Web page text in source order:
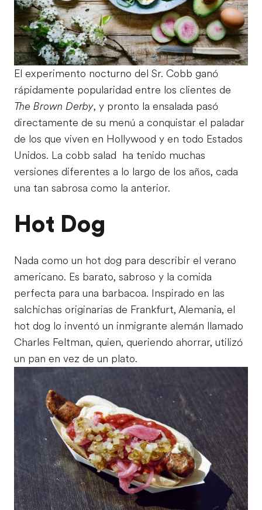
El experimento nocturno del Sr. Cobb ganó
rápidamente popularidad entre los clientes de
The Brown Derby, y pronto la ensalada pasó
directamente de su menú a conquistar el paladar
de los que viven en Hollywood y en todo Estados
Unidos. La cobb salad ha tenido muchas
versiones diferentes a lo largo de los años, cada
una tan sabrosa como la anterior.
Hot Dog
Nada como un hot dog para describir el verano
americano. Es barato, sabroso y la comida
perfecta para una barbacoa. Inspirado en las
salchichas originarias de Frankfurt, Alemania, el
hot dog lo inventó un inmigrante alemán llamado
Charles Feltman, quien, queriendo ahorrar, utilizó
un pan en vez de un plato.